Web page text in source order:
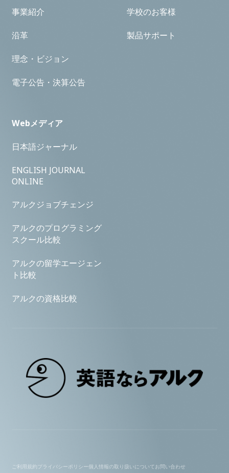
事業紹介
沿革
理念・ビジョン
電子公告・決算公告
学校のお客様
製品サポート
Webメディア
日本語ジャーナル
ENGLISH JOURNAL
ONLINE
アルクジョブチェンジ
アルクのプログラミング
スクール比較
アルクの留学エージェン
ト比較
アルクの資格比較
ご利用規約 プライバシーポリシー個人情報の取り扱いについてお問い合わせ